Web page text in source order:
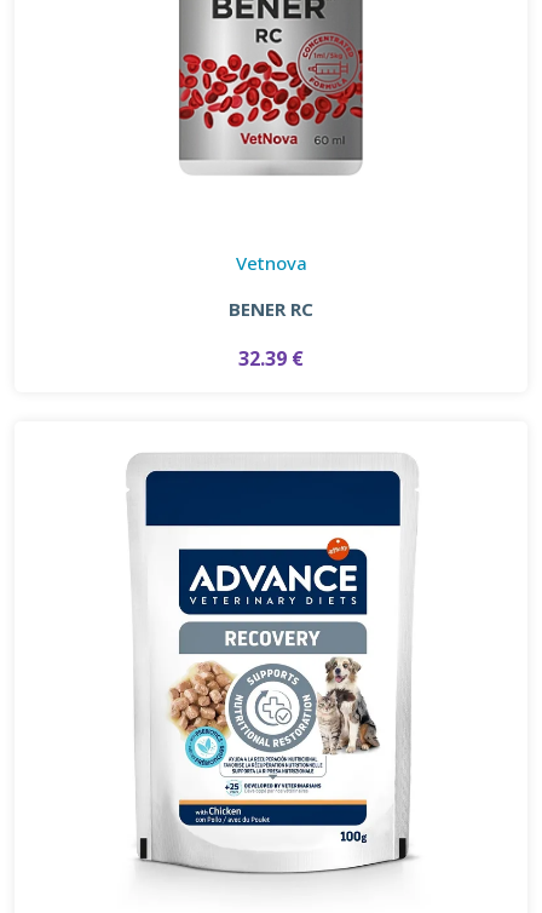
Vetnova
BENER RC
32.39 €